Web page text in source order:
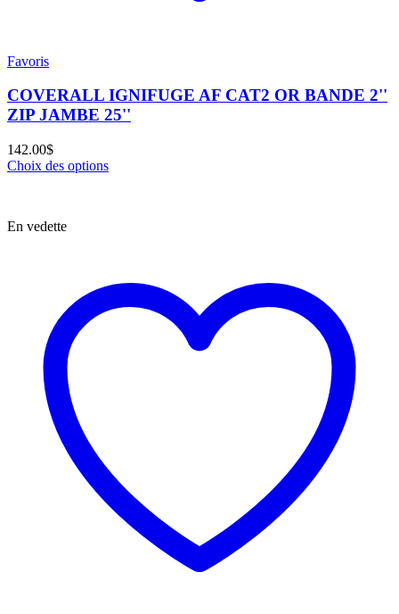
Favoris
COVERALL IGNIFUGE AF CAT2 OR BANDE 2''
ZIP JAMBE 25''
142.00$
Choix des options
En vedette